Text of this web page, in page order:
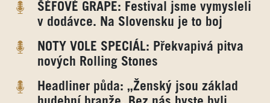
ŠÉFOVÉ GRAPE: Festival jsme vymysleli
v dodávce. Na Slovensku je to boj
NOTY VOLE SPECIÁL: Překvapivá pitva
nových Rolling Stones
Headliner půda: „Ženský jsou základ